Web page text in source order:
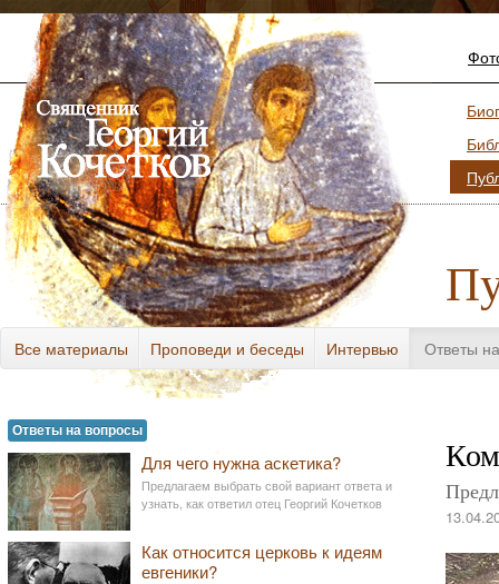
Все материалы Проповеди и беседы Интервью
Ответы
Ответы на вопросы
Для чего нужна аскетика?
Предлагаем выбрать свой вариант ответа и
узнать, как ответил отец Георгий Кочетков
Как относится церковь к идеям
евгеники?